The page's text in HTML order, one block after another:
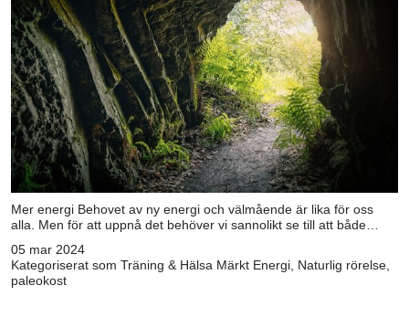
Mer energi Behovet av ny energi och välmående är lika för oss
alla. Men för att uppnå det behöver vi sannolikt se till att både…
05 mar 2024
Kategoriserat som Träning & Hälsa Märkt Energi, Naturlig rörelse,
paleokost